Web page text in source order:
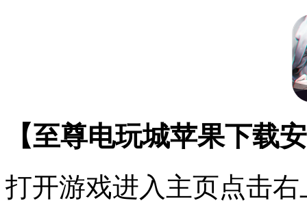
【至尊电玩城苹果下载
打开游戏进入主页点击